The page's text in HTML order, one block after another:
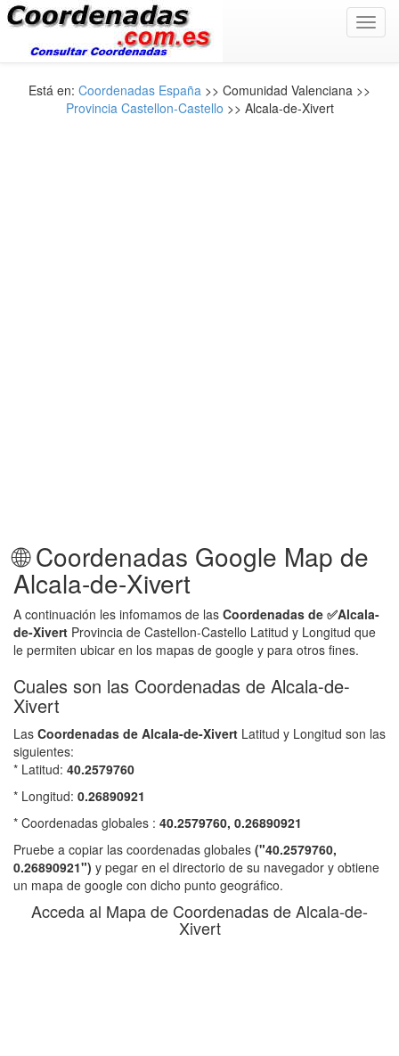
Está en: Coordenadas España >> Comunidad Valenciana >>
Provincia Castellon-Castello >> Alcala-de-Xivert
🌐 Coordenadas Google Map de
Alcala-de-Xivert
A continuación les infomamos de las Coordenadas de ✅Alcala-
de-Xivert Provincia de Castellon-Castello Latitud y Longitud que
le permiten ubicar en los mapas de google y para otros fines.
Cuales son las Coordenadas de Alcala-de-
Xivert
Las Coordenadas de Alcala-de-Xivert Latitud y Longitud son las
siguientes:
* Latitud: 40.2579760
* Longitud: 0.26890921
* Coordenadas globales : 40.2579760, 0.26890921
Pruebe a copiar las coordenadas globales ("40.2579760,
0.26890921") y pegar en el directorio de su navegador y obtiene
un mapa de google con dicho punto geográfico.
Acceda al Mapa de Coordenadas de Alcala-de-
Xivert